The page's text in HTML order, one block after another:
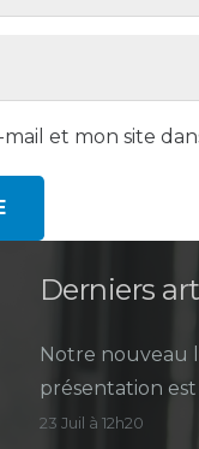
et mon site
Derniers
Notre nouveau
présentation
23 Juil à 12h20